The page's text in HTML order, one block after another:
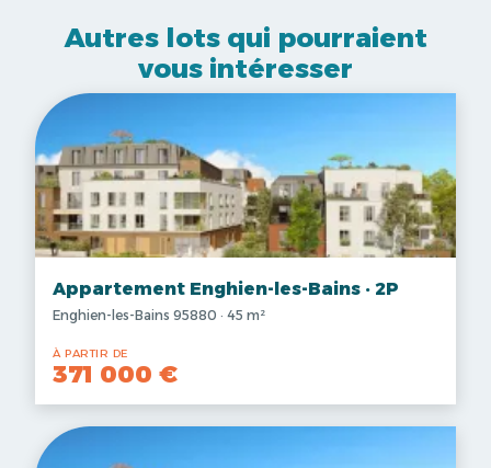
Autres lots qui pourraient
vous intéresser
Appartement Enghien-les-Bains · 2P
Enghien-les-Bains 95880 · 45 m²
À PARTIR DE
371 000 €